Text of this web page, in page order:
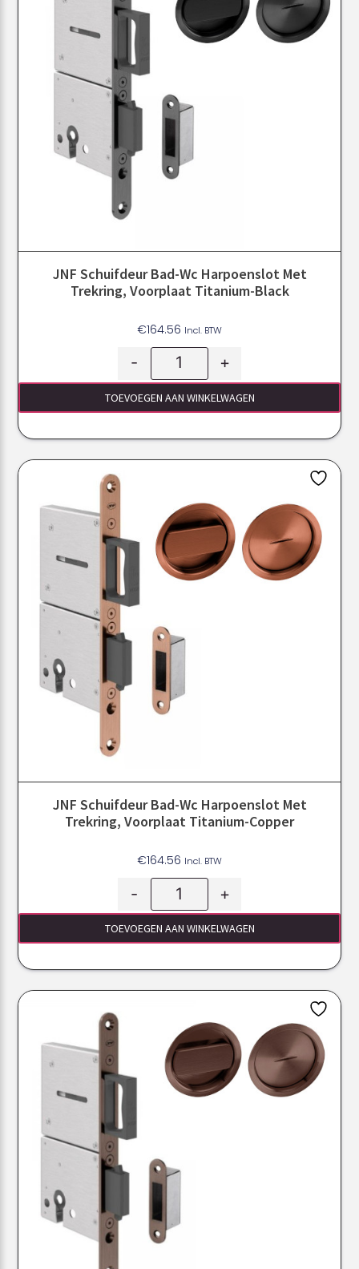
JNF Schuifdeur Bad-Wc Harpoenslot Met
Trekring, Voorplaat Titanium-Black
€164.56 Incl. BTW
- +
TOEVOEGEN AAN WINKELWAGEN
JNF Schuifdeur Bad-Wc Harpoenslot Met
Trekring, Voorplaat Titanium-Copper
€164.56 Incl. BTW
- +
TOEVOEGEN AAN WINKELWAGEN